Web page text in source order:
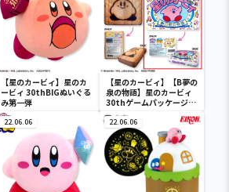
【星のカービィ】星のカ
ービィ 30thBIGぬいぐる
み第一弾
【星のカービィ】【B夢の
泉の物語】星のカービィ
30thゲームパッケージク
ッション
22.06.06 22.06.06